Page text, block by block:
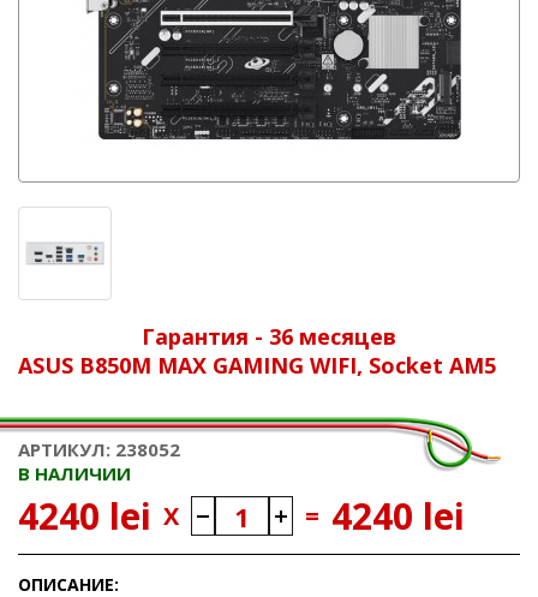
Гарантия - 36 месяцев
ASUS B850M MAX GAMING WIFI, Socket AM5
АРТИКУЛ: 238052
В НАЛИЧИИ
4240 lei X = 4240 lei
ОПИСАНИЕ: